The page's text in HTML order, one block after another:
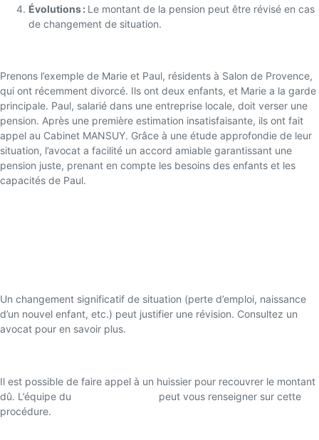
Évolutions : Le montant de la pension peut être révisé en cas
de changement de situation.
Prenons l’exemple de Marie et Paul, résidents à Salon de Provence,
qui ont récemment divorcé. Ils ont deux enfants, et Marie a la garde
principale. Paul, salarié dans une entreprise locale, doit verser une
pension. Après une première estimation insatisfaisante, ils ont fait
appel au Cabinet MANSUY. Grâce à une étude approfondie de leur
situation, l’avocat a facilité un accord amiable garantissant une
pension juste, prenant en compte les besoins des enfants et les
capacités de Paul.
Un changement significatif de situation (perte d’emploi, naissance
d’un nouvel enfant, etc.) peut justifier une révision. Consultez un
avocat pour en savoir plus.
Il est possible de faire appel à un huissier pour recouvrer le montant
dû. L’équipe du
peut vous renseigner sur cette
procédure.